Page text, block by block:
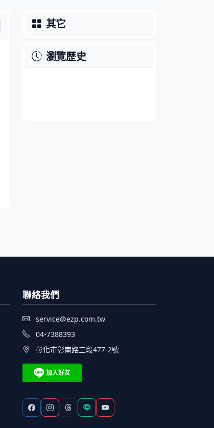
其它
瀏覽歷史
聯絡我們
service@ezp.com.tw
04-7388393
彰化市彰南路三段477-2號